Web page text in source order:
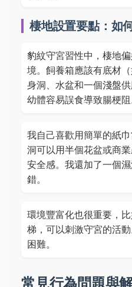
棲地設置要點：如
豹紋守宮習性中，棲地
境。飼養箱應該有底材
身洞、水盆和一個淺盤
幼體容易誤食導致腸梗阻
我自己喜歡用簡單的紙
洞可以用半個花盆或商
安全感。我還加了一個
錯。
環境豐富化也很重要，
梯，可以刺激守宮的活
困難。
常見行為問題與